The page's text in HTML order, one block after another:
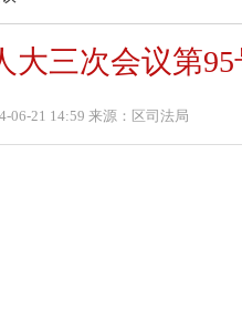
大三次会议第
06-21 14:59 来源：区司法局